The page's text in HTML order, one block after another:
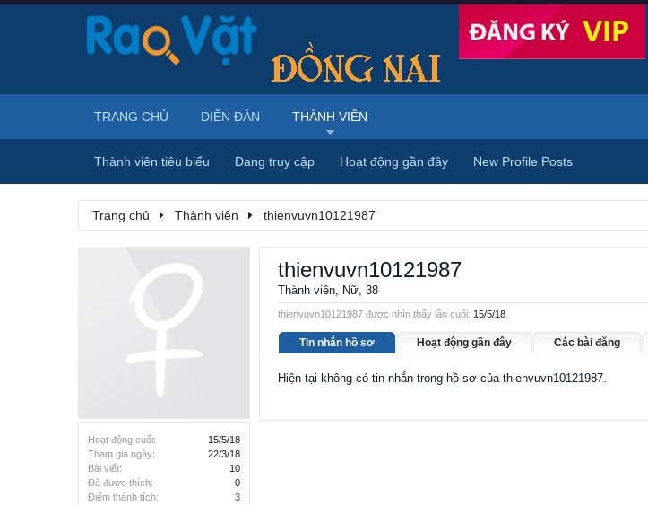
Trang chủ Thành viên thienvuvn10121987
Hoạt động cuối:
15/5/18
Tham gia ngày:
22/3/18
Bài viết:
10
Đã được thích:
0
Điểm thành tích:
3
thienvuvn10121987
Thành viên, Nữ, 38
thienvuvn10121987 được nhìn thấy lần cuối: 15/5/18
Tin nhắn hồ sơ Hoạt động gần đây Các bài đăng
Hiện tại không có tin nhắn trong hồ sơ của thienvuvn10121987.
TRANG CHỦ DIỄN ĐÀN THÀNH VIÊN
Thành viên tiêu biểu Đang truy cập Hoạt động gần đây New Profile Posts